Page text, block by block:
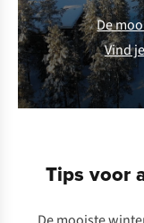
De
Vind
Tips voor